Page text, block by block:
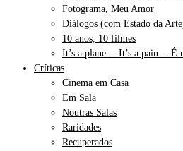
Fotograma, Meu Amor
Diálogos (com Estado da
10 anos, 10 filmes
It’s a plane… It’s a pain… É
Críticas
Cinema em Casa
Em Sala
Noutras Salas
Raridades
Recuperados